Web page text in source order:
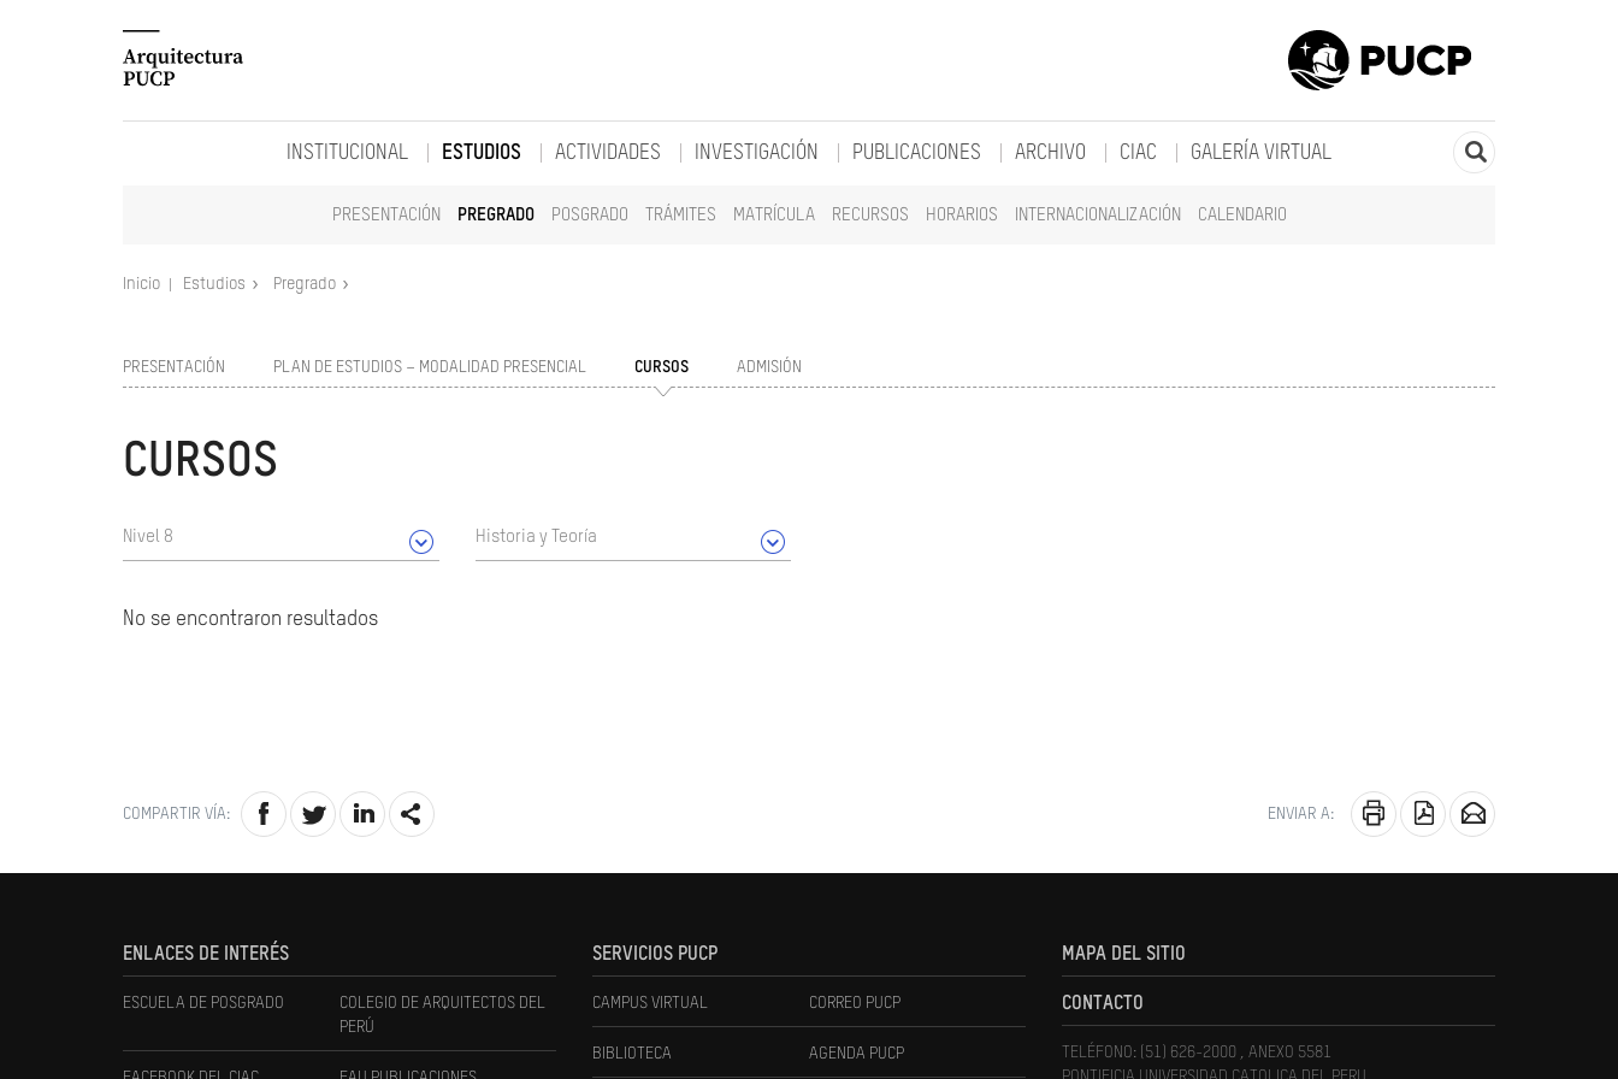
INSTITUCIONAL ESTUDIOS
PRESENTACIÓN PREGRADO POSGRADO TRÁMITES MATRÍCULA RECURSOS HORARIOS INTERNACIONALIZACIÓN CALENDARIO
ACTIVIDADES INVESTIGACIÓN PUBLICACIONES ARCHIVO CIAC GALERÍA VIRTUAL
Inicio Estudios Pregrado
PRESENTACIÓN PLAN DE ESTUDIOS – MODALIDAD PRESENCIAL CURSOS ADMISIÓN
CURSOS
Nivel 8 Historia y Teoría
No se encontraron resultados
COMPARTIR VÍA: ENVIAR A:
ENLACES DE INTERÉS
ESCUELA DE POSGRADO
COLEGIO DE ARQUITECTOS DEL
PERÚ
SERVICIOS PUCP
CAMPUS VIRTUAL CORREO PUCP
BIBLIOTECA AGENDA PUCP
MAPA DEL SITIO
CONTACTO
TELÉFONO: (51) 626-2000 , ANEXO 5581